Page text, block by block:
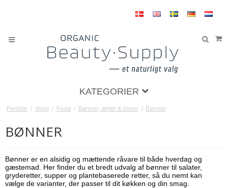
KATEGORIER
Forside / shop / Food / Bønner, ærter & linser / Bønner
BØNNER
Bønner er en alsidig og mættende råvare til både hverdag og
gæstemad. Her finder du et bredt udvalg af bønner til salater,
gryderetter, supper og plantebaserede retter, så du nemt kan
vælge de varianter, der passer til dit køkken og din smag.